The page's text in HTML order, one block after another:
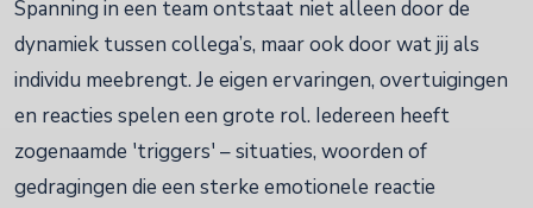
Spanning in een team ontstaat niet alleen door de
dynamiek tussen collega’s, maar ook door wat jij als
individu meebrengt. Je eigen ervaringen, overtuigingen
en reacties spelen een grote rol. Iedereen heeft
zogenaamde 'triggers' – situaties, woorden of
gedragingen die een sterke emotionele reactie